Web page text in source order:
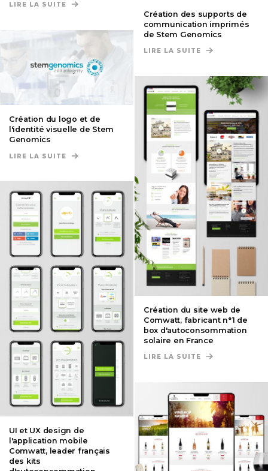
LIRE LA SUITE DE CRÉATION DES NEWSLETTERS ET DES
Création du logo et de
l'identité visuelle de Stem
Genomics
LIRE LA SUITE DE CRÉATION DU LOGO ET DE L'IDENTITÉ
UI et UX design de
l'application mobile
Comwatt, leader français
des kits
Création des supports de
communication imprimés
de Stem Genomics
LIRE LA SUITE DE CRÉATION
Création du site web de
Comwatt, fabricant n°1 de
box d'autoconsommation
solaire en France
LIRE LA SUITE DE CRÉATION